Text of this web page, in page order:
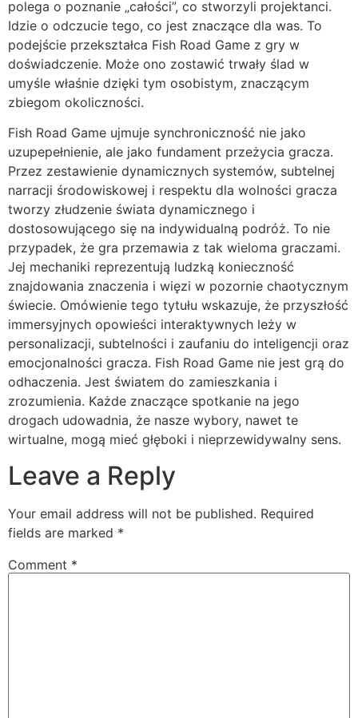
polega o poznanie „całości”, co stworzyli projektanci.
Idzie o odczucie tego, co jest znaczące dla was. To
podejście przekształca Fish Road Game z gry w
doświadczenie. Może ono zostawić trwały ślad w
umyśle właśnie dzięki tym osobistym, znaczącym
zbiegom okoliczności.
Fish Road Game ujmuje synchroniczność nie jako
uzupepełnienie, ale jako fundament przeżycia gracza.
Przez zestawienie dynamicznych systemów, subtelnej
narracji środowiskowej i respektu dla wolności gracza
tworzy złudzenie świata dynamicznego i
dostosowującego się na indywidualną podróż. To nie
przypadek, że gra przemawia z tak wieloma graczami.
Jej mechaniki reprezentują ludzką konieczność
znajdowania znaczenia i więzi w pozornie chaotycznym
świecie. Omówienie tego tytułu wskazuje, że przyszłość
immersyjnych opowieści interaktywnych leży w
personalizacji, subtelności i zaufaniu do inteligencji oraz
emocjonalności gracza. Fish Road Game nie jest grą do
odhaczenia. Jest światem do zamieszkania i
zrozumienia. Każde znaczące spotkanie na jego
drogach udowadnia, że nasze wybory, nawet te
wirtualne, mogą mieć głęboki i nieprzewidywalny sens.
Leave a Reply
Your email address will not be published. Required
fields are marked *
Comment *